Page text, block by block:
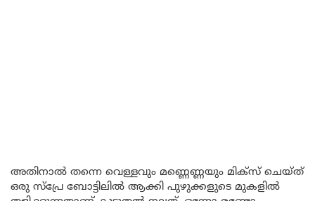
അതിനാൽ തന്നെ വെള്ളവും മണ്ണെണ്ണയും മിക്സ് ചെയ്ത്
ഒരു സ്പ്രേ ബോട്ടിലിൽ ആക്കി പുഴുക്കളുടെ മുകളിൽ